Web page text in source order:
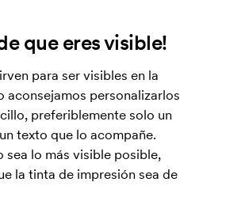
que eres visible!
para ser visibles en la
aconsejamos personalizarlos
preferiblemente solo un
texto que lo acompañe.
sea lo más visible posible,
la tinta de impresión sea de